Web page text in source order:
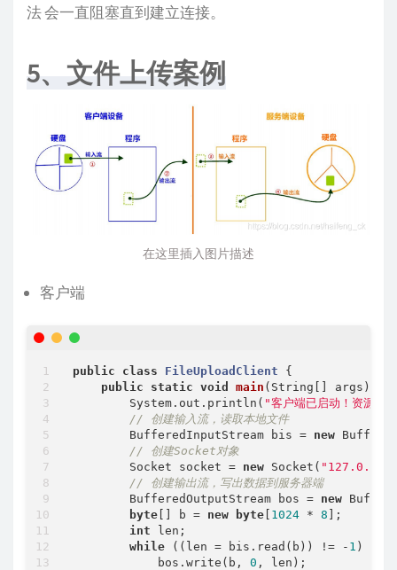
法 会一直阻塞直到建立连接。
5、文件上传案例
在这里插入图片描述
客户端
public class FileUploadClient
{
public
static void main (String[] args)
        System.out.println(
"客户端已启动！资源
// 创建输入流，读取本地文件
        BufferedInputStream bis =
new
// 创建Socket对象
        Socket socket =
new Socket(
// 创建输出流，写出数据到服务器端
        BufferedOutputStream bos =
new
byte [] b = new byte [ 1024 * 8 ];
int len;
while ((len = bis.read(b)) != - 1 ) {
            bos.write(b,
0 , len);